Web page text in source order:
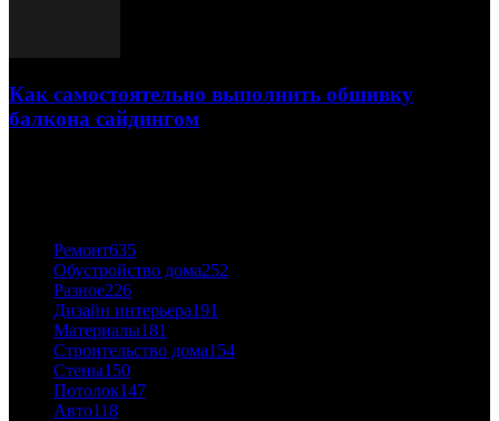
Как самостоятельно выполнить обшивку
балкона сайдингом
Ремонт635
Обустройство дома252
Разное226
Дизайн интерьера191
Материалы181
Строительство дома154
Стены150
Потолок147
Авто118